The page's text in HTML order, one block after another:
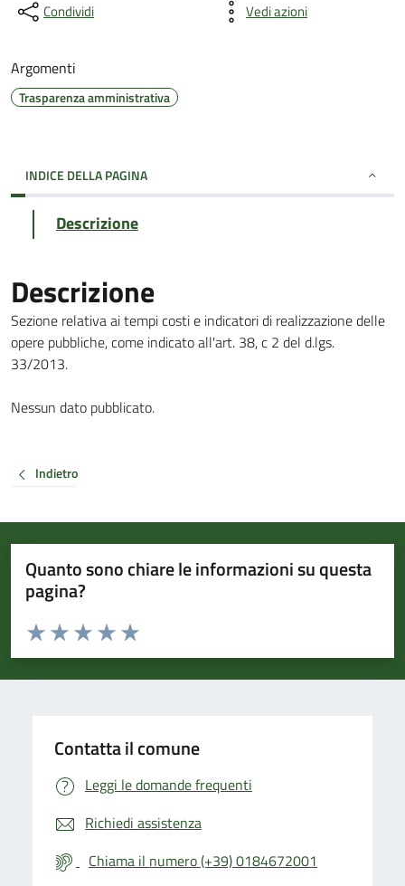
Condividi Vedi azioni
Argomenti
Trasparenza amministrativa
INDICE DELLA PAGINA
Descrizione
Descrizione
Sezione relativa ai tempi costi e indicatori di realizzazione delle
opere pubbliche, come indicato all'art. 38, c 2 del d.lgs.
33/2013.
Nessun dato pubblicato.
Indietro
Quanto sono chiare le informazioni su questa
pagina?
Valuta da 1 a 5 stelle la pagina
Valuta 5 stelle su 5
Valuta 4 stelle su 5
Valuta 3 stelle su 5
Valuta 2 stelle su 5
Valuta 1 stelle su 5
Contatta il comune
Leggi le domande frequenti
Richiedi assistenza
Chiama il numero (+39) 0184672001